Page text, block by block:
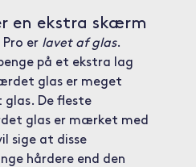
en ekstra skærm
Pro er lavet af glas.
på et ekstra lag
glas er meget
De fleste
glas er mærket med
sige at disse
hårdere end den